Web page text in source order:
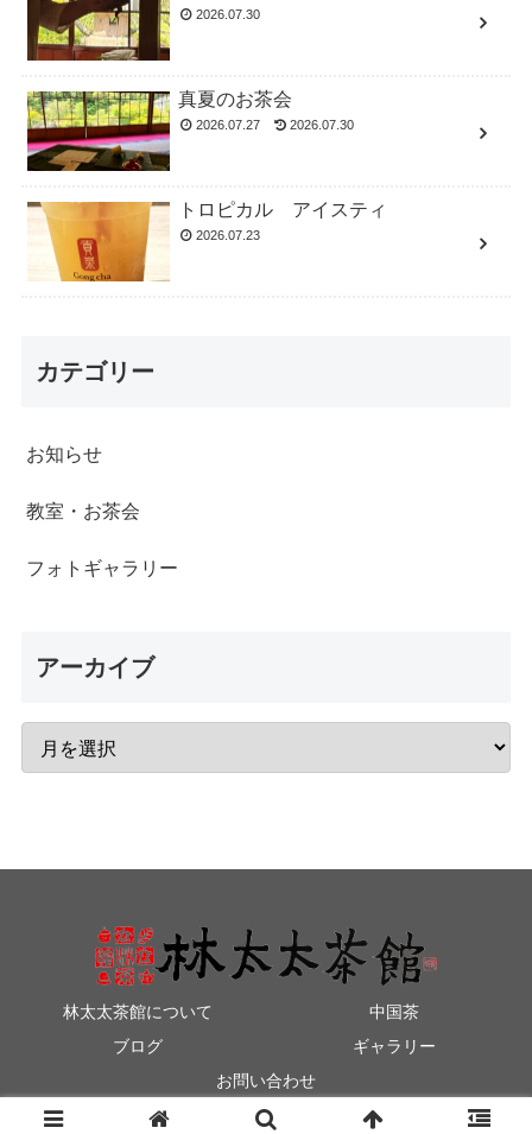
2026.07.30
真夏のお茶会
2026.07.27 2026.07.30
トロピカル アイスティ
2026.07.23
カテゴリー
お知らせ
教室・お茶会
フォトギャラリー
アーカイブ
林太太茶館について
中国茶
ブログ
ギャラリー
お問い合わせ
© 2014-2026 林太太茶館.